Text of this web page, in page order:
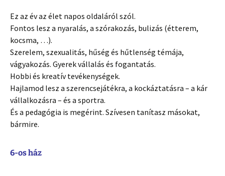
Ez az év az élet napos oldaláról szól.
Fontos lesz a nyaralás, a szórakozás, bulizás (étterem,
kocsma, …).
Szerelem, szexualitás, hűség és hűtlenség témája,
vágyakozás. Gyerek vállalás és fogantatás.
Hobbi és kreatív tevékenységek.
Hajlamod lesz a szerencsejátékra, a kockáztatásra – a kár
vállalkozásra – és a sportra.
És a pedagógia is megérint. Szívesen tanítasz másokat,
bármire.
6-os ház